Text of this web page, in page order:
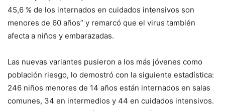
45,6 % de los internados en cuidados intensivos son
menores de 60 años” y remarcó que el virus también
afecta a niños y embarazadas.
Las nuevas variantes pusieron a los más jóvenes como
población riesgo, lo demostró con la siguiente estadística:
246 niños menores de 14 años están internados en salas
comunes, 34 en intermedios y 44 en cuidados intensivos.